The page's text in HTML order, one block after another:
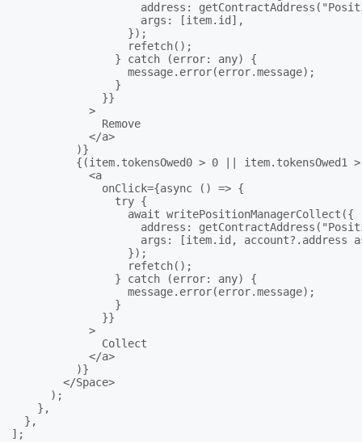
address:
                    args: [item.id],
                  });
                  refetch();
                } catch (error: any) {
                  message.error(error.message);
                }
              }}
            >
              Remove
            </a>
          )}
{(item.tokensOwed0 > 0 || item.tokensOwed1
            <a
              onClick={async () => {
                try {
                  await writePositionManagerCollect({
address:
args: [item.id, account?.address
                  });
                  refetch();
                } catch (error: any) {
                  message.error(error.message);
                }
              }}
            >
              Collect
            </a>
          )}
        </Space>
      );
    },
  },
];